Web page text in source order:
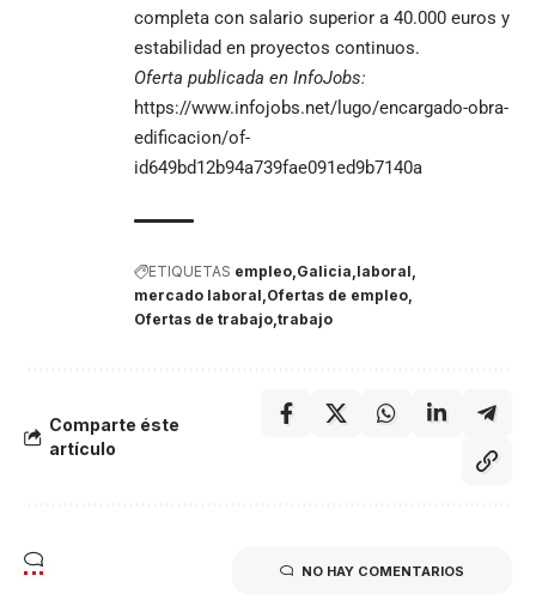
completa con salario superior a 40.000 euros y
estabilidad en proyectos continuos.
Oferta publicada en InfoJobs:
https://www.infojobs.net/lugo/encargado-obra-
edificacion/of-
id649bd12b94a739fae091ed9b7140a
ETIQUETAS empleo Galicia laboral
mercado laboral Ofertas de empleo
Ofertas de trabajo trabajo
Comparte éste
artículo
NO HAY COMENTARIOS